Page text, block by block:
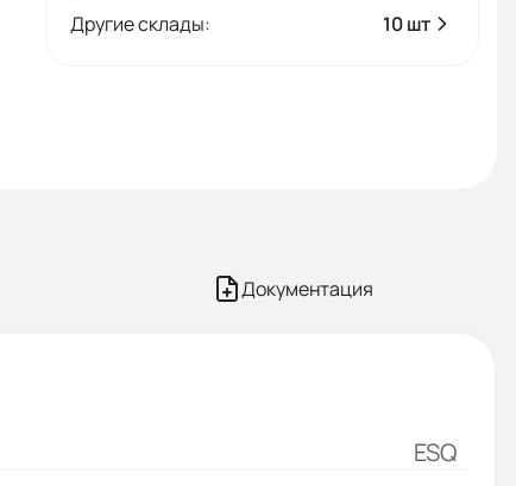
Другие склады:
10 шт
Документация
ESQ